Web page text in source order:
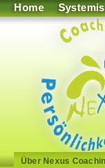
Home
Über Nexus